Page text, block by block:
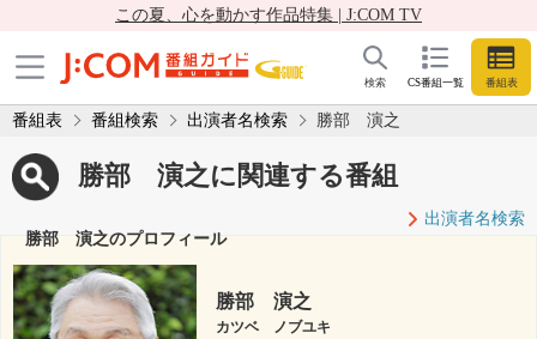
この夏、心を動かす作品特集 | J:COM TV
CS番組一覧 番組表
検索
番組表 番組検索 出演者名検索 勝部 演之
勝部 演之に関連する番組
出演者名検索
勝部 演之のプロフィール
勝部 演之
カツベ ノブユキ